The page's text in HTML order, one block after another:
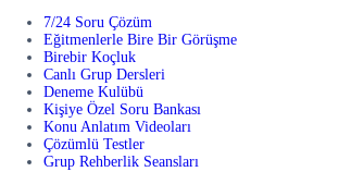
7/24 Soru Çözüm
Eğitmenlerle Bire Bir Görüşme
Birebir Koçluk
Canlı Grup Dersleri
Deneme Kulübü
Kişiye Özel Soru Bankası
Konu Anlatım Videoları
Çözümlü Testler
Grup Rehberlik Seansları